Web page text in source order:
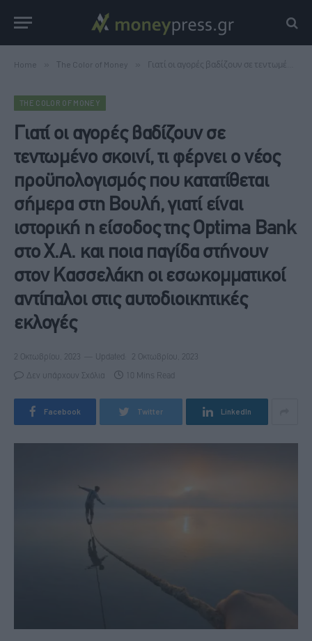
Home Τhe Color of Money Γιατί οι αγορές βαδίζουν σε τεντωμένο σκοινί, τι φέρνει ο νέος προϋπολογισμός που κατατίθεται σήμερα στη Βουλή, γιατί είναι ιστορική η είσοδος της Optima Bank στο Χ.Α. και ποια παγίδα στήνουν στον Κασσελάκη οι εσωκομματικοί αντίπαλοι στις αυτοδιοικητικές εκλογές
ΤHE COLOR OF MONEY
Γιατί οι αγορές βαδίζουν σε
τεντωμένο σκοινί, τι φέρνει ο νέος
προϋπολογισμός που κατατίθεται
σήμερα στη Βουλή, γιατί είναι
ιστορική η είσοδος της Optima Bank
στο Χ.Α. και ποια παγίδα στήνουν
στον Κασσελάκη οι εσωκομματικοί
αντίπαλοι στις αυτοδιοικητικές
εκλογές
2 Οκτωβρίου, 2023 Updated: 2 Οκτωβρίου, 2023
Δεν υπάρχουν Σχόλια 10 Mins Read
Facebook Twitter LinkedIn